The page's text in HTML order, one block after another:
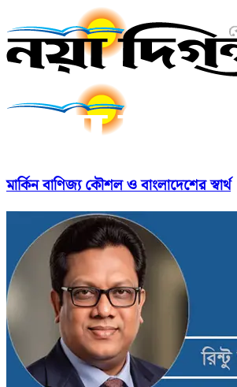
মার্কিন বাণিজ্য কৌশল ও বাংলাদেশের স্বার্থ